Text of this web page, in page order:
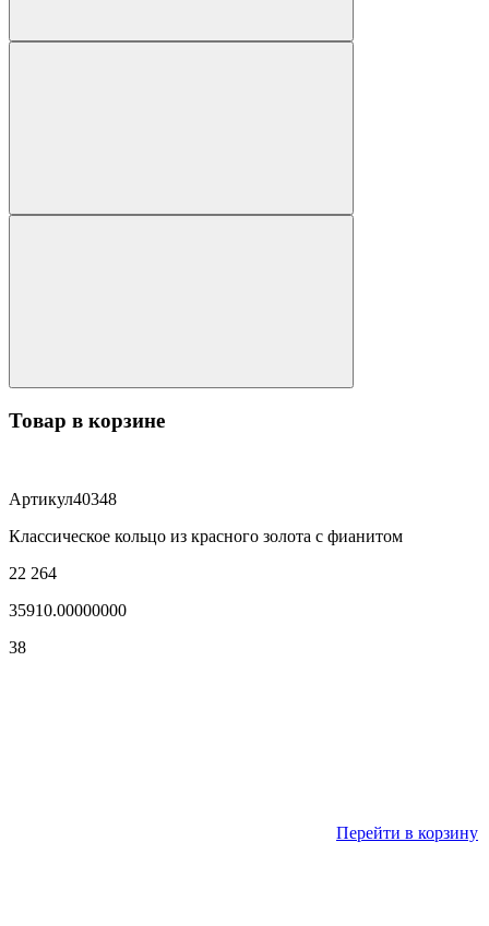
Товар в корзине
Артикул40348
Классическое кольцо из красного золота с фианитом
22 264
35910.00000000
38
Перейти в корзину